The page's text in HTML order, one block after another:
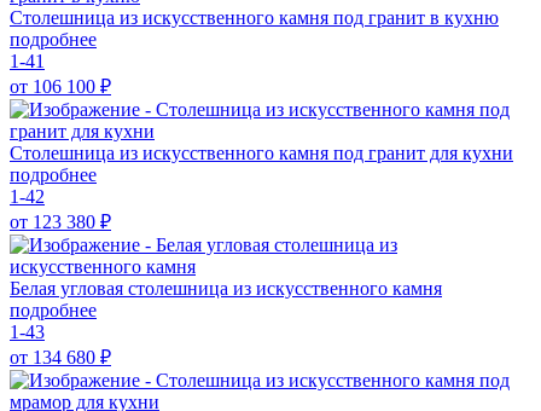
Столешница из искусственного камня под гранит в кухню
подробнее
1-41
от 106 100 ₽
Столешница из искусственного камня под гранит для кухни
подробнее
1-42
от 123 380 ₽
Белая угловая столешница из искусственного камня
подробнее
1-43
от 134 680 ₽